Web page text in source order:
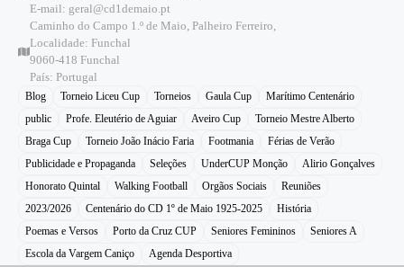
E-mail: geral@cd1demaio.pt
Caminho do Campo 1.º de Maio, Palheiro Ferreiro,
Localidade: Funchal
9060-418 Funchal
País: Portugal
Blog Torneio Liceu Cup Torneios Gaula Cup
Marítimo Centenário
public
Profe. Eleutério de Aguiar Aveiro Cup
Torneio Mestre Alberto
Braga Cup
Torneio João Inácio Faria Footmania
Férias de Verão
Publicidade e Propaganda
Seleções UnderCUP Monção
Alirio Gonçalves
Honorato Quintal
Walking Football Orgãos Sociais
Reuniões
2023/2026
Centenário do CD 1º de Maio 1925-2025
História
Poemas e Versos
Porto da Cruz CUP Seniores Femininos
Seniores A
Escola da Vargem Caniço
Agenda Desportiva